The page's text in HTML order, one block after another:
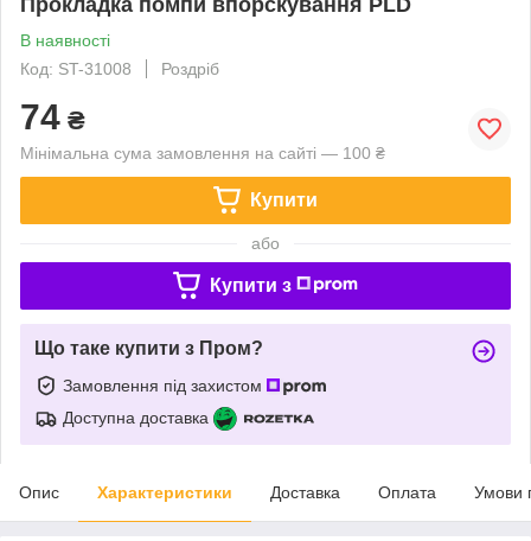
В наявності
Код: ST-31008
Роздріб
74 ₴
Мінімальна сума замовлення на сайті — 100 ₴
Купити
або
Купити з
Що таке купити з Пром?
Замовлення під захистом
Доступна доставка
Опис Характеристики Доставка Оплата Умови